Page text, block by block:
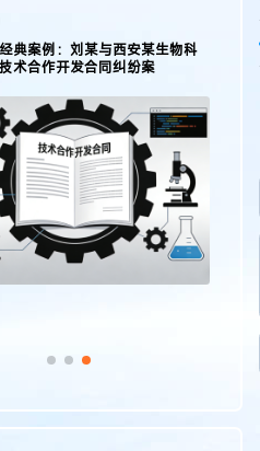
路布图设计
化 更多 >>
典案例：刘某与西安某生物科
术合作开发合同纠纷案